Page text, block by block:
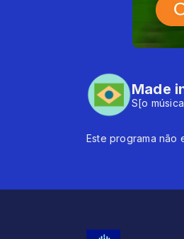
Made
S[o
Este programa não